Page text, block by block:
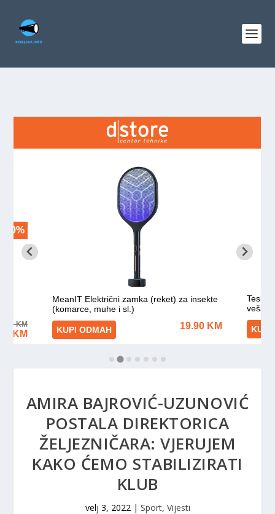
AMIRA BAJROVIĆ-UZUNOVIĆ
POSTALA DIREKTORICA
ŽELJEZNIČARA: VJERUJEM
KAKO ĆEMO STABILIZIRATI
KLUB
velj 3, 2022| Sport, Vijesti